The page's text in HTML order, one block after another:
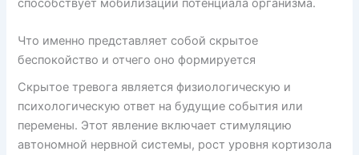
способствует мобилизации потенциала организма.
Что именно представляет собой скрытое
беспокойство и отчего оно формируется
Скрытое тревога является физиологическую и
психологическую ответ на будущие события или
перемены. Этот явление включает стимуляцию
автономной нервной системы, рост уровня кортизола